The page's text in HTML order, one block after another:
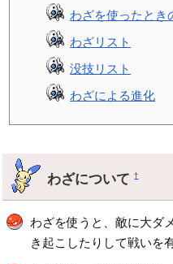
わざを使ったとき
わざリスト
没技リスト
わざによる進化
わざについて†
わざを使うと、敵に大ダ
き起こしたりして戦いを